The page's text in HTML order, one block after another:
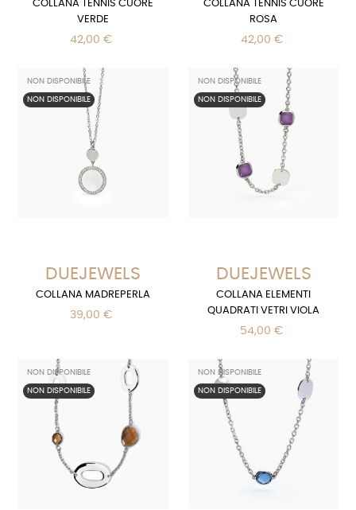
COLLANA TENNIS CUORE
VERDE
42,00 €
COLLANA TENNIS CUORE
ROSA
42,00 €
NON DISPONIBILE
NON DISPONIBILE
DUEJEWELS
COLLANA MADREPERLA
39,00 €
NON DISPONIBILE
NON DISPONIBILE
DUEJEWELS
COLLANA ELEMENTI
QUADRATI VETRI VIOLA
54,00 €
NON DISPONIBILE
NON DISPONIBILE
NON DISPONIBILE
NON DISPONIBILE